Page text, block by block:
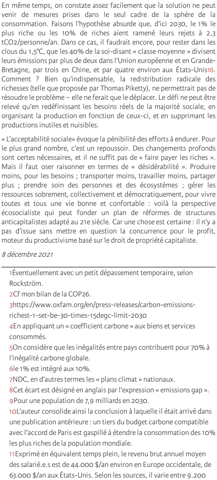
En même temps, on constate assez facilement que la solution ne peut
venir de mesures prises dans le seul cadre de la sphère de la
consommation. Faisons l’hypothèse absurde que, d’ici 2030, le 1% le
plus riche ou les 10% de riches aient ramené leurs rejets à 2,3
tCO2/personne/an. Dans ce cas, il faudrait encore, pour rester dans les
clous du 1,5°C, que les 40% de la soi-disant « classe moyenne » divisent
leurs émissions par plus de deux dans l’Union européenne et en Grande-
Bretagne, par trois en Chine, et par quatre environ aux États-Unis16.
Comment ? Bien qu’indispensable, la redistribution radicale des
richesses (telle que proposée par Thomas Piketty), ne permettrait pas de
résoudre le problème – elle ne ferait que le déplacer. Le défi ne peut être
relevé qu’en redéfinissant les besoins réels de la majorité sociale, en
organisant la production en fonction de ceux-ci, et en supprimant les
productions inutiles et nuisibles.
« L’acceptabilité sociale» évoque la pénibilité des efforts à endurer. Pour
le plus grand nombre, c’est un repoussoir. Des changements profonds
sont certes nécessaires, et il ne suffit pas de « faire payer les riches ».
Mais il faut oser raisonner en termes de « désidérabilité ». Produire
moins, pour les besoins ; transporter moins, travailler moins, partager
plus ; prendre soin des personnes et des écosystèmes ; gérer les
ressources sobrement, collectivement et démocratiquement, pour vivre
toutes et tous une vie bonne et confortable : voilà la perspective
écosocialiste qui peut fonder un plan de réformes de structures
anticapitalistes adapté au 21e siècle. Car une chose est certaine : il n’y a
pas d’issue sans mettre en question la concurrence pour le profit,
moteur du productivisme basé sur le droit de propriété capitaliste.
8 décembre 2021
1Éventuellement avec un petit dépassement temporaire, selon
Rockström.
2Cf mon bilan de la COP26.
3https://www.oxfam.org/en/press-releases/carbon-emissions-
richest-1-set-be-30-times-15degc-limit-2030
4En appliquant un « coefficient carbone » aux biens et services
consommés.
5On considère que les inégalités entre pays contribuent pour 70% à
l’inégalité carbone globale.
6le 1% est intégré aux 10%.
7NDC, en d’autres termes les « plans climat » nationaux.
8Cet écart est désigné en anglais par l’expression « emissions gap ».
9Pour une population de 7,9 milliards en 2030.
10L’auteur consolide ainsi la conclusion à laquelle il était arrivé dans
une publication antérieure : un tiers du budget carbone compatible
avec l’accord de Paris est gaspillé à étendre la consommation des 10%
les plus riches de la population mondiale.
11Exprimé en équivalent temps plein, le revenu brut annuel moyen
des salarié.e.s est de 44.000 $/an environ en Europe occidentale, de
63.000 $/an aux États-Unis. Selon les sources, il varie entre 9.200